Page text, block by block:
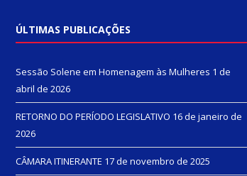
ÚLTIMAS PUBLICAÇÕES
Sessão Solene em Homenagem às Mulheres 1 de
abril de 2026
RETORNO DO PERÍODO LEGISLATIVO 16 de janeiro de
2026
CÂMARA ITINERANTE 17 de novembro de 2025